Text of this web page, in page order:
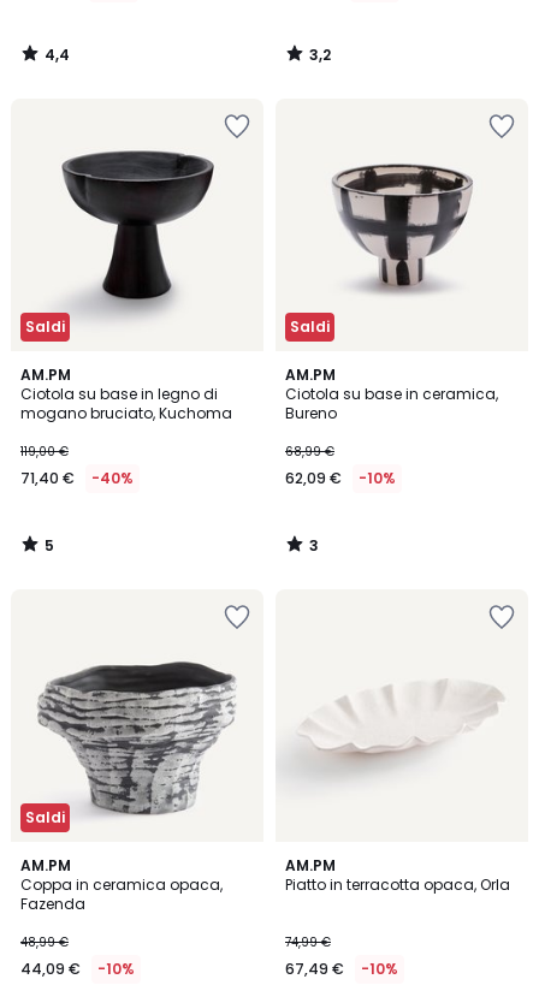
4,4
/
3,2
/
Saldi
AM.PM
Ciotola su base in legno di
mogano bruciato, Kuchoma
119,00 €
71,40 € -40%
5
/
5
5
/
Saldi
AM.PM
Ciotola su base in ceramica,
Bureno
68,99 €
62,09 € -10%
3
/
5
3
/
Saldi
AM.PM
Coppa in ceramica opaca,
Fazenda
48,99 €
44,09 € -10%
4
/
5
AM.PM
Piatto in terracotta opaca, Orla
74,99 €
67,49 € -10%